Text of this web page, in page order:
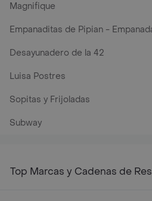
Magnifique
Empanaditas de Pipian -
Desayunadero de la 42
Luisa Postres
Sopitas y Frijoladas
Subway
Top Marcas y Cadenas de